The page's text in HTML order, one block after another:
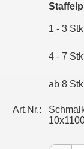
1 - 3
4 - 7
ab 8
Art.Nr.: